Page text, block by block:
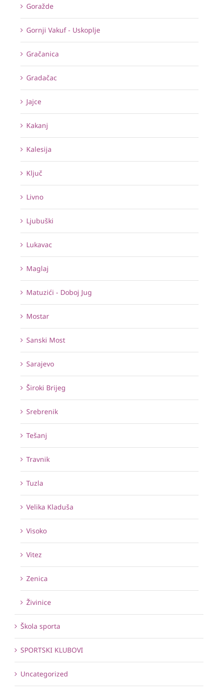
Goražde
Gornji Vakuf - Uskoplje
Gračanica
Gradačac
Jajce
Kakanj
Kalesija
Ključ
Livno
Ljubuški
Lukavac
Maglaj
Matuzići - Doboj Jug
Mostar
Sanski Most
Sarajevo
Široki Brijeg
Srebrenik
Tešanj
Travnik
Tuzla
Velika Kladuša
Visoko
Vitez
Zenica
Živinice
Škola sporta
SPORTSKI KLUBOVI
Uncategorized